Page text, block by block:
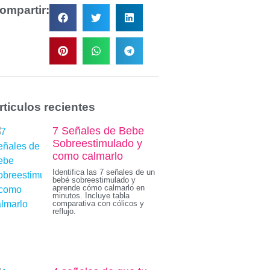
recientes
7 Señales de Bebe
Sobreestimulado y
como calmarlo
Identifica las 7 señales de un
bebé sobreestimulado y
aprende cómo calmarlo en
minutos. Incluye tabla
comparativa con cólicos y
reflujo.